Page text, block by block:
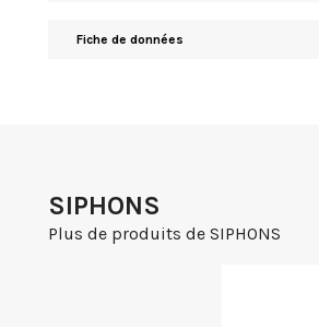
Fiche de données
SIPHONS
Plus de produits de SIPHONS